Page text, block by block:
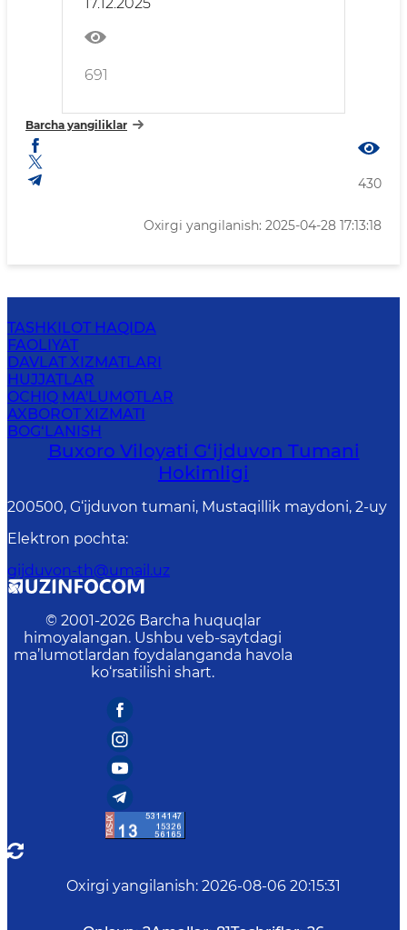
691
Barcha yangiliklar
430
Oxirgi yangilanish: 2025-04-28 17:13:18
TASHKILOT HAQIDA
FAOLIYAT
DAVLAT XIZMATLARI
HUJJATLAR
OCHIQ MA'LUMOTLAR
AXBOROT XIZMATI
BOG‘LANISH
Buxoro Viloyati G‘ijduvon Tumani
Hokimligi
200500, G‘ijduvon tumani, Mustaqillik maydoni, 2-uy
Elektron pochta:
gijduvon-th@umail.uz
© 2001-2026 Barcha huquqlar
himoyalangan. Ushbu veb-saytdagi
ma’lumotlardan foydalanganda havola
ko‘rsatilishi shart.
Oxirgi yangilanish: 2026-08-06 20:15:31